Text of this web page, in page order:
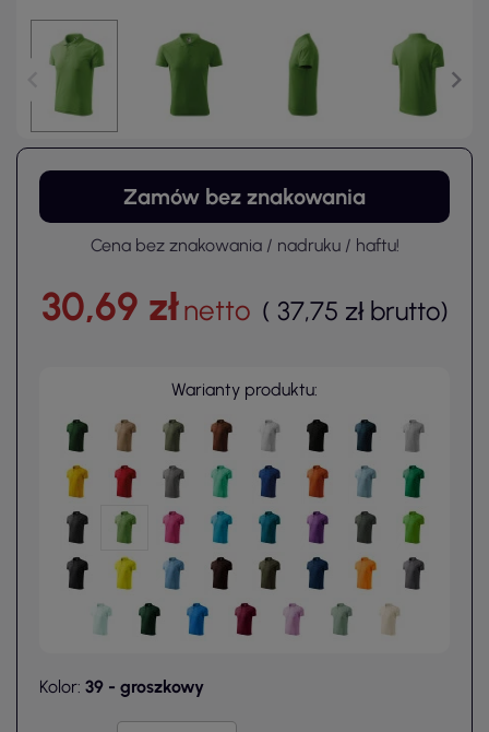
Zamów bez znakowania
Cena bez znakowania / nadruku / haftu!
30,69 złnetto ( 37,75 zł brutto)
Warianty produktu:
Kolor: 39 - groszkowy